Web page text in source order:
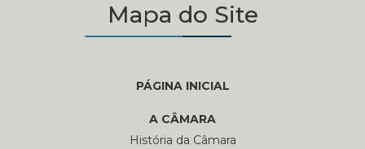
Mapa do Site
PÁGINA INICIAL
A CÂMARA
História da Câmara